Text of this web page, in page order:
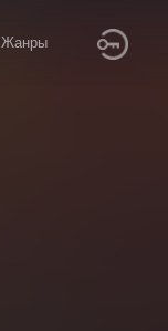
Жанры